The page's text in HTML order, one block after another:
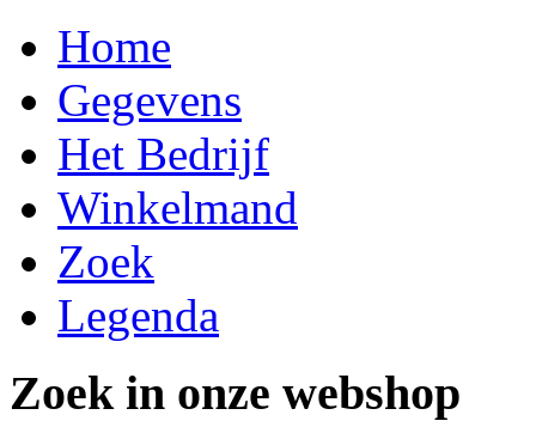
Home
Gegevens
Het Bedrijf
Winkelmand
Zoek
Legenda
Zoek in onze webshop